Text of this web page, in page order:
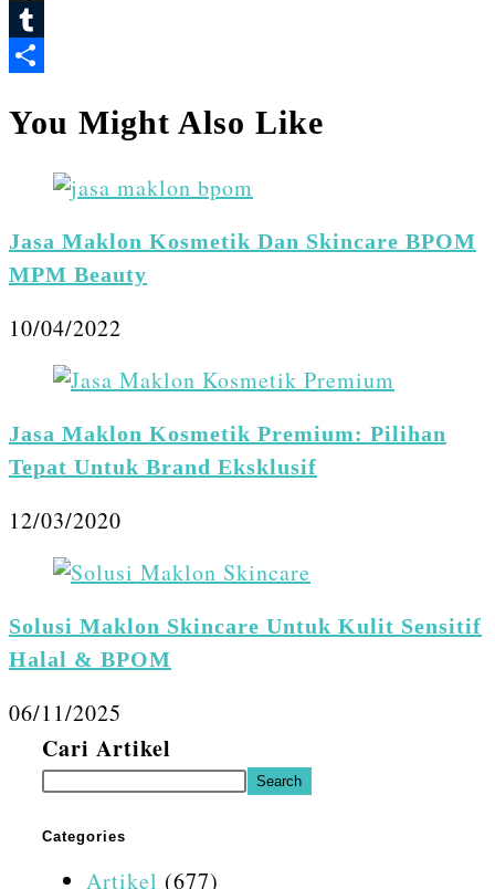
Threads
Tumblr
You Might Also Like
Jasa Maklon Kosmetik Dan Skincare BPOM
MPM Beauty
10/04/2022
Jasa Maklon Kosmetik Premium: Pilihan
Tepat Untuk Brand Eksklusif
12/03/2020
Solusi Maklon Skincare Untuk Kulit Sensitif
Halal & BPOM
06/11/2025
Cari Artikel
Search
Categories
Artikel (677)